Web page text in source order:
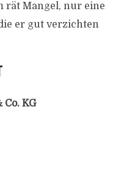
rät Mangel, nur eine
er gut verzichten
KG